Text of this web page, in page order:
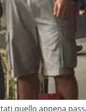
quello appena